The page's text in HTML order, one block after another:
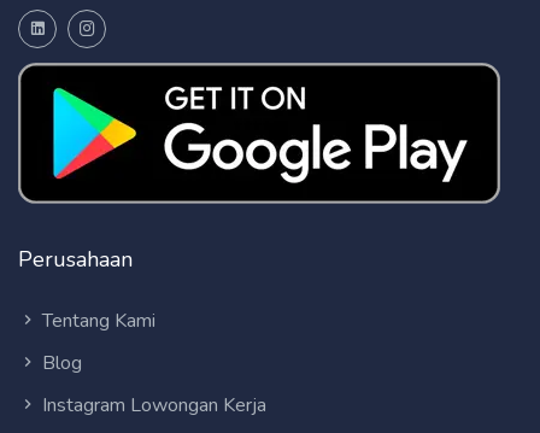
Perusahaan
Tentang Kami
Blog
Instagram Lowongan Kerja